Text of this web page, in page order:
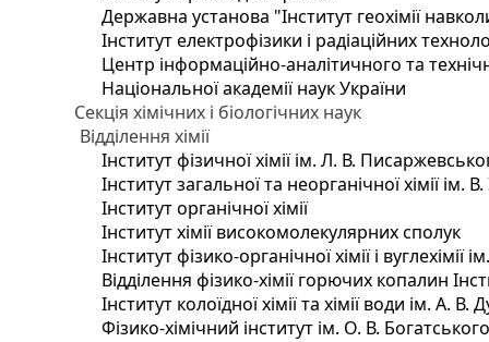
Державна установа "Інститут геохімії
Інститут електрофізики і радіаційних
Центр інформаційно-аналітичного та
Національної академії наук України
Секція хімічних і біологічних наук
Відділення хімії
Інститут фізичної хімії ім. Л. В.
Інститут загальної та неорганічної хімії ім.
Інститут органічної хімії
Інститут хімії високомолекулярних сполук
Інститут фізико-органічної хімії і
Відділення фізико-хімії горючих копалин
Інститут колоїдної хімії та хімії води ім. А.
Фізико-хімічний інститут ім. О. В.